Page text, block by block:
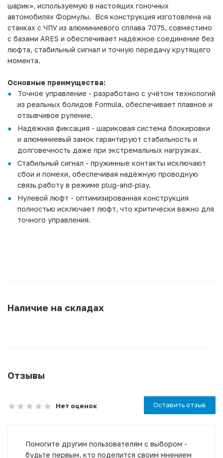
шарик», используемую в настоящих гоночных
автомобилях Формулы. Вся конструкция изготовлена на
станках с ЧПУ из алюминиевого сплава 7075, совместимо
с базами ARES и обеспечивает надёжное соединение без
люфта, стабильный сигнал и точную передачу крутящего
момента.
Основные преимущества:
Точное управление - разработано с учётом технологий
из реальных болидов Formula, обеспечивает плавное и
отзывчивое руление.
Надёжная фиксация - шариковая система блокировки
и алюминиевый замок гарантируют стабильность и
долговечность даже при экстремальных нагрузках.
Стабильный сигнал - пружинные контакты исключают
сбои и помехи, обеспечивая надёжную проводную
связь.работу в режиме plug-and-play.
Нулевой люфт - оптимизированная конструкция
полностью исключает люфт, что критически важно для
точного управления.
Наличие на складах
Отзывы
Нет оценок Оставить отзыв
Помогите другим пользователям с выбором -
будьте первым, кто поделится своим мнением